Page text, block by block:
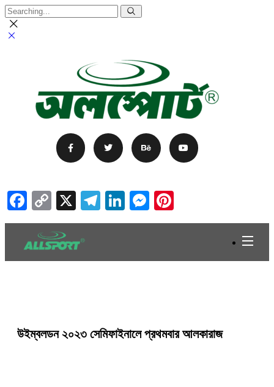
Facebook
Copy
Link
X Telegram
LinkedIn
Messenger
উইম্বলডন ২০২৩ সেমিফাইনালে প্রথমবার আলকারাজ